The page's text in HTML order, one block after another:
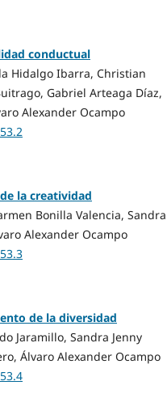
conductual
Hidalgo Ibarra, Christian
Gabriel Arteaga Díaz,
Alexander Ocampo
la creatividad
Bonilla Valencia, Sandra
Alexander Ocampo
de la diversidad
Jaramillo, Sandra Jenny
Álvaro Alexander Ocampo